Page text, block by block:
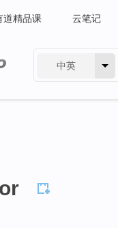
道精品课 云笔记
中英